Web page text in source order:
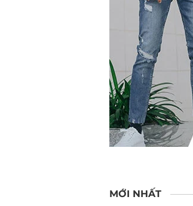
MỚI NHẤT